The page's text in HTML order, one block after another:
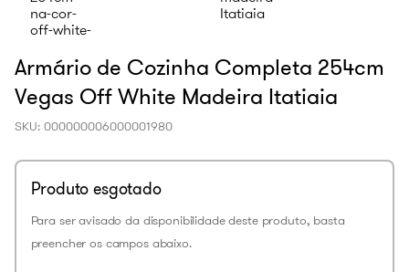
Armário de Cozinha Completa 254cm
Vegas Off White Madeira Itatiaia
SKU: 000000006000001980